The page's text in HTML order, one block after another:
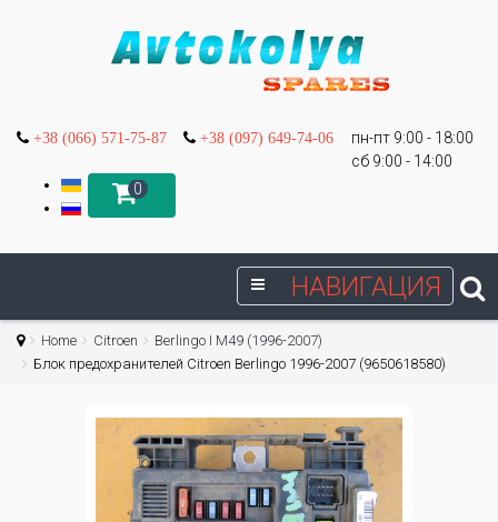
+38 (066) 571-75-87 +38 (097) 649-74-06
пн-пт 9:00 - 18:00
сб 9:00 - 14:00
0
НАВИГАЦИЯ
Home Citroen
Berlingo I М49 (1996-2007)
Блок предохранителей Citroen Berlingo 1996-2007 (9650618580)